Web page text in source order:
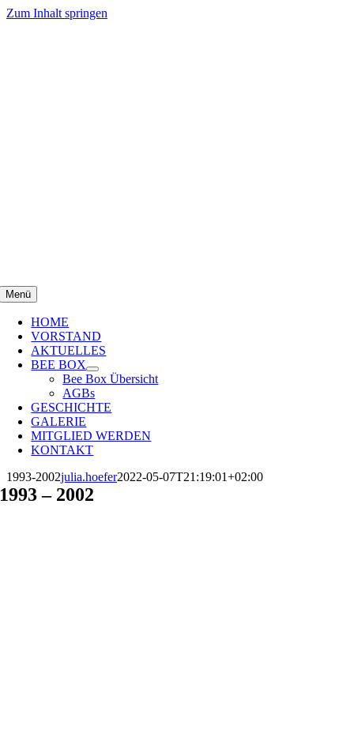
Zum Inhalt springen
Menü
HOME
VORSTAND
AKTUELLES
BEE BOX
Bee Box Übersicht
AGBs
GESCHICHTE
GALERIE
MITGLIED WERDEN
KONTAKT
1993-2002julia.hoefer2022-05-07T21:19:01+02:00
1993 – 2002